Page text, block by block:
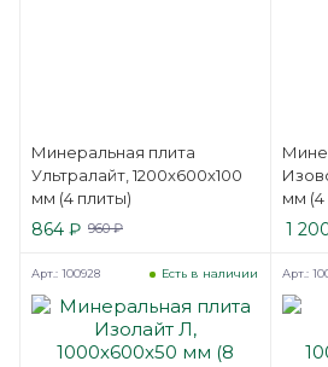
Минеральная плита
Ультралайт, 1200x600x100
мм (4 плиты)
864 ₽ 960₽
мм (4
1
Есть в наличии
Арт.: 100928 Арт.: